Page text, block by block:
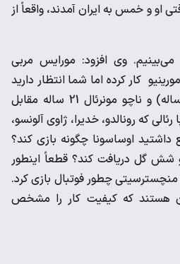
او و خمس به ایران آمدند، واقعاً از
می‌بینیم. وی افزود: مورایس مربی
کار کرده اما شما انتظار دارید
با آزپلیکوئتا (آن موقع 18 ساله) و ناچو مونرئال 21 ساله مقابل
که رونالدو، خدیرا، ژاوی آلونسو،
اوساسونا چگونه بازی کند؟
شش گل دریافت کند؟ قطعاً اینطور
چطور فوتبال بازی کرد.
هستند که کیفیت کار را مشخص